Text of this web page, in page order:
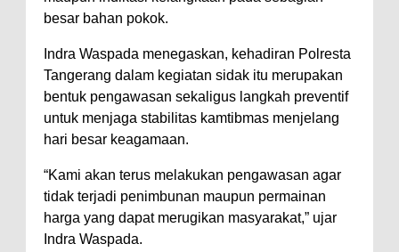
besar bahan pokok.
Indra Waspada menegaskan, kehadiran Polresta
Tangerang dalam kegiatan sidak itu merupakan
bentuk pengawasan sekaligus langkah preventif
untuk menjaga stabilitas kamtibmas menjelang
hari besar keagamaan.
“Kami akan terus melakukan pengawasan agar
tidak terjadi penimbunan maupun permainan
harga yang dapat merugikan masyarakat,” ujar
Indra Waspada.